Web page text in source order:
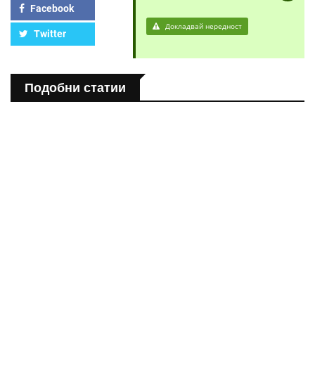
Facebook
Twitter
Докладвай нередност
Подобни статии